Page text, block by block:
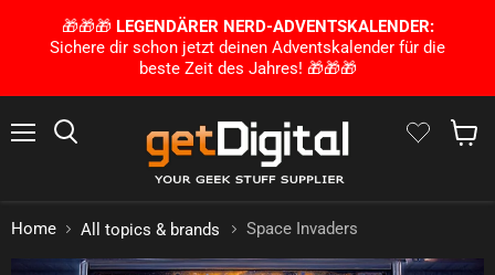
🎁🎁🎁 LEGENDÄRER NERD-ADVENTSKALENDER:
Sichere dir schon jetzt deinen Adventskalender für die
beste Zeit des Jahres! 🎁🎁🎁
Home All topics & brands Space Invaders